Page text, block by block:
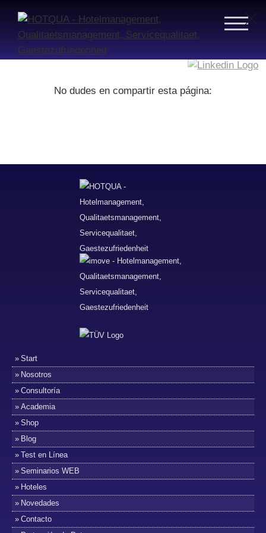
No dudes en compartir esta página:
Start
Nosotros
Consultoría
Academia
Shop
Blog
Test en Línea
Seminarios WEB
Hoteles
Novedades
Contacto